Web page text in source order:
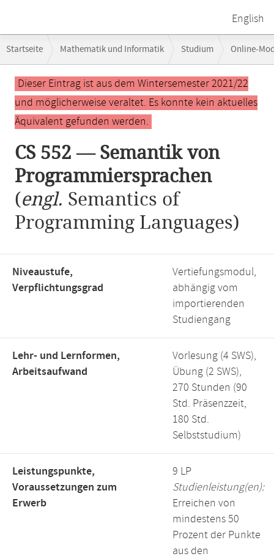
English
Navigation
Startseite Mathematik und Informatik Studium Online-
CS 552 — Semantik von Programmiersprachen
Hauptinhalt
Dieser Eintrag ist aus dem Wintersemester 2021/22
und möglicherweise veraltet. Es konnte kein aktuelles
Äquivalent gefunden werden.
CS 552 — Semantik von
Programmiersprachen
(engl. Semantics of
Programming Languages)
Niveaustufe,
Verpflichtungsgrad
Vertiefungsmodul,
abhängig vom
importierenden
Studiengang
Lehr- und Lernformen,
Arbeitsaufwand
Vorlesung (4 SWS),
Übung (2 SWS),
270 Stunden (90
Std. Präsenzzeit,
180 Std.
Selbststudium)
Leistungspunkte,
Voraussetzungen zum
Erwerb
9 LP
Studienleistung(en):
Erreichen von
mindestens 50
Prozent der Punkte
aus den